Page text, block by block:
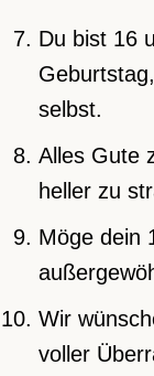
Du bist 16
selbst.
Alles Gute
heller zu
Möge dein
Wir
voller